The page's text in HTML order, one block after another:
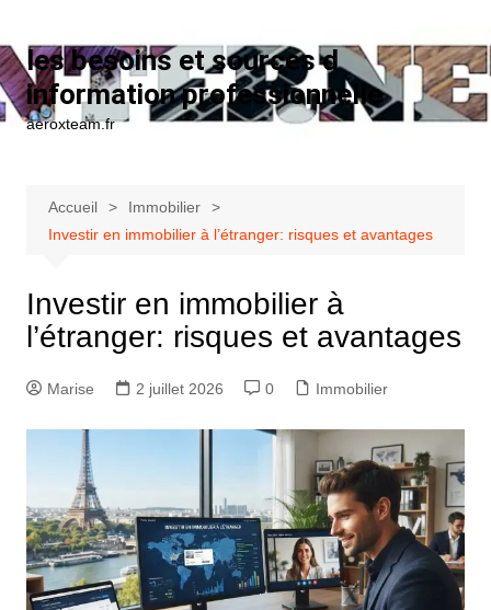
les besoins et sources d
information professionnelle
aeroxteam.fr
Accueil
Immobilier
Investir en immobilier à l’étranger: risques et avantages
Investir en immobilier à
l’étranger: risques et avantages
Marise 2 juillet 2026 0 Immobilier